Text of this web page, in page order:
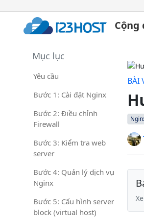
Cộng
Mục lục
Yêu cầu
Bước 1: Cài đặt Nginx
Bước 2: Điều chỉnh
Firewall
Bước 3: Kiểm tra web
server
Bước 4: Quản lý dịch vụ
Nginx
Bước 5: Cấu hình server
block (virtual host)
BÀI